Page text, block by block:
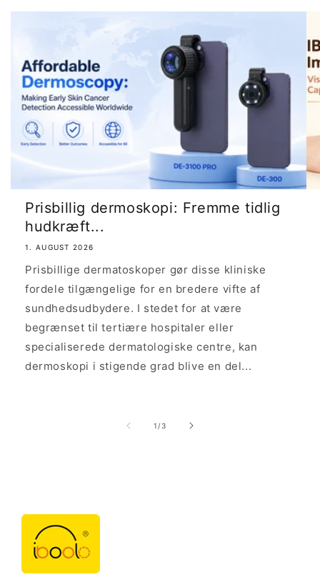
Prisbillig dermoskopi: Fremme tidlig
hudkræft...
1. AUGUST 2026
Prisbillige dermatoskoper gør disse kliniske
fordele tilgængelige for en bredere vifte af
sundhedsudbydere. I stedet for at være
begrænset til tertiære hospitaler eller
specialiserede dermatologiske centre, kan
dermoskopi i stigende grad blive en del...
1 /af
3